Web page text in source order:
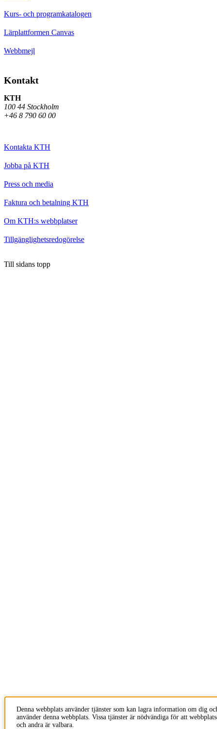
Kurs- och programkatalogen
Lärplattformen Canvas
Webbmejl
Kontakt
KTH
100 44 Stockholm
+46 8 790 60 00
Kontakta KTH
Jobba på KTH
Press och media
Faktura och betalning KTH
Om KTH:s webbplatser
Tillgänglighetsredogörelse
Till sidans topp
Denna webbplats använder tjänster som kan lagra information om dig
använder denna webbplats. Vissa tjänster är nödvändiga för att
och andra är valbara.